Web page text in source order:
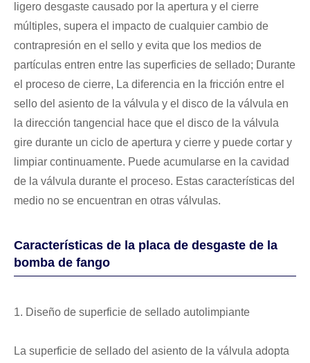
ligero desgaste causado por la apertura y el cierre
múltiples, supera el impacto de cualquier cambio de
contrapresión en el sello y evita que los medios de
partículas entren entre las superficies de sellado; Durante
el proceso de cierre, La diferencia en la fricción entre el
sello del asiento de la válvula y el disco de la válvula en
la dirección tangencial hace que el disco de la válvula
gire durante un ciclo de apertura y cierre y puede cortar y
limpiar continuamente. Puede acumularse en la cavidad
de la válvula durante el proceso. Estas características del
medio no se encuentran en otras válvulas.
Características de la placa de desgaste de la
bomba de fango
1. Diseño de superficie de sellado autolimpiante
La superficie de sellado del asiento de la válvula adopta